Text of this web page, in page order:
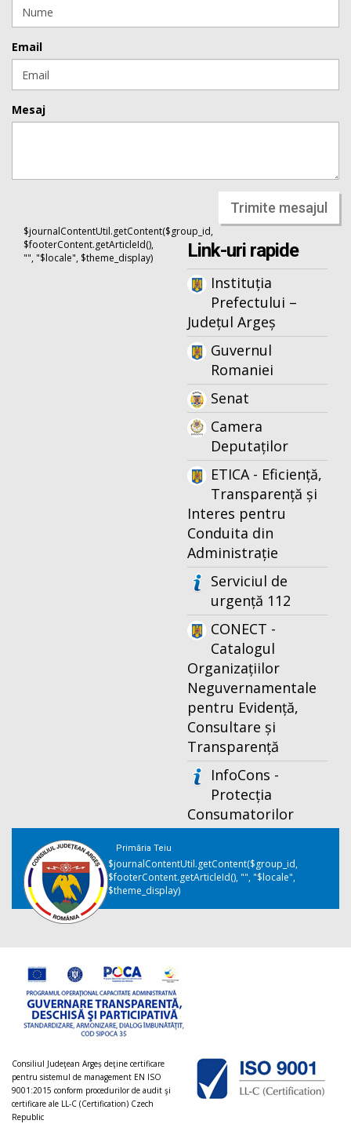
Email
Mesaj
Trimite mesajul
$journalContentUtil.getContent($group_id,
$footerContent.getArticleId(),
"", "$locale", $theme_display)
Link-uri rapide
Instituția
Prefectului –
Județul Argeș
Guvernul
Romaniei
Senat
Camera
Deputaților
ETICA - Eficiență,
Transparență și
Interes pentru
Conduita din
Administrație
Serviciul de
urgență 112
CONECT -
Catalogul
Organizațiilor
Neguvernamentale
pentru Evidență,
Consultare și
Transparență
InfoCons -
Protecția
Consumatorilor
Primăria Teiu
$journalContentUtil.getContent($group_id,
$footerContent.getArticleId(), "", "$locale",
$theme_display)
Consiliul Judeţean Argeș deţine certificare
pentru sistemul de management EN ISO
9001:2015 conform procedurilor de audit şi
certificare ale LL-C (Certification) Czech
Republic